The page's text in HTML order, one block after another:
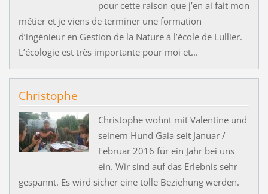
pour cette raison que j’en ai fait mon
métier et je viens de terminer une formation
d’ingénieur en Gestion de la Nature à l’école de Lullier.
L’écologie est très importante pour moi et...
Christophe
Christophe wohnt mit Valentine und
seinem Hund Gaia seit Januar /
Februar 2016 für ein Jahr bei uns
ein. Wir sind auf das Erlebnis sehr
gespannt. Es wird sicher eine tolle Beziehung werden.